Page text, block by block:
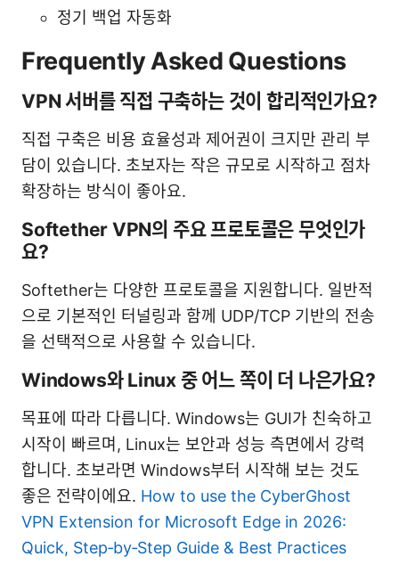
정기 백업 자동화
Frequently Asked Questions
VPN 서버를 직접 구축하는 것이 합리적인가요?
직접 구축은 비용 효율성과 제어권이 크지만 관리 부
담이 있습니다. 초보자는 작은 규모로 시작하고 점차
확장하는 방식이 좋아요.
Softether VPN의 주요 프로토콜은 무엇인가
요?
Softether는 다양한 프로토콜을 지원합니다. 일반적
으로 기본적인 터널링과 함께 UDP/TCP 기반의 전송
을 선택적으로 사용할 수 있습니다.
Windows와 Linux 중 어느 쪽이 더 나은가요?
목표에 따라 다릅니다. Windows는 GUI가 친숙하고
시작이 빠르며, Linux는 보안과 성능 측면에서 강력
합니다. 초보라면 Windows부터 시작해 보는 것도
좋은 전략이에요. How to use the CyberGhost
VPN Extension for Microsoft Edge in 2026:
Quick, Step‑by‑Step Guide & Best Practices